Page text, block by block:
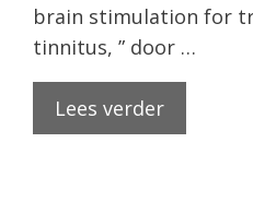
brain stimulation for
tinnitus, ” door …
Lees verder